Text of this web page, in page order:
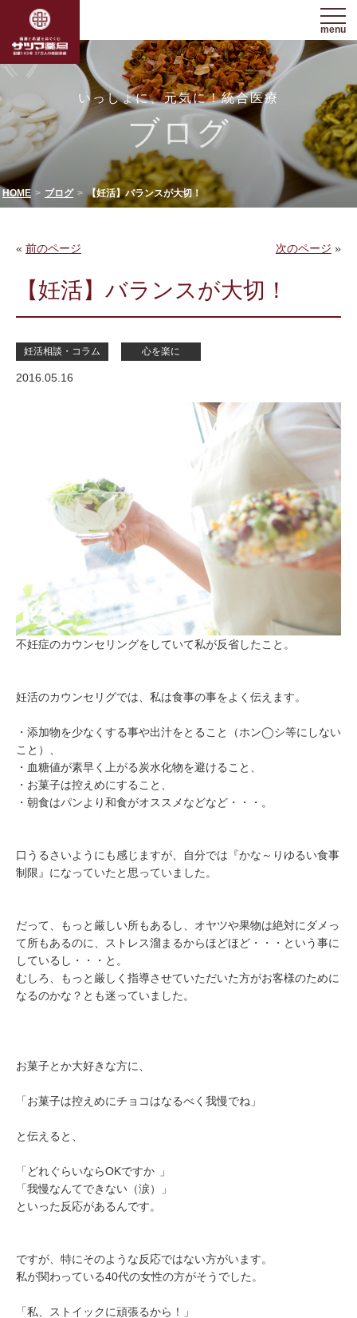
menu
いっしょに、元気に！統合医療
ブログ
HOME ブログ 【妊活】バランスが大切！
« 前のページ 次のページ »
【妊活】バランスが大切！
妊活相談・コラム 心を楽に
2016.05.16
不妊症のカウンセリングをしていて私が反省したこと。
妊活のカウンセリグでは、私は食事の事をよく伝えます。
・添加物を少なくする事や出汁をとること（ホン◯シ等にしない
こと）、
・血糖値が素早く上がる炭水化物を避けること、
・お菓子は控えめにすること、
・朝食はパンより和食がオススメなどなど・・・。
口うるさいようにも感じますが、自分では『かな～りゆるい食事
制限』になっていたと思っていました。
だって、もっと厳しい所もあるし、オヤツや果物は絶対にダメっ
て所もあるのに、ストレス溜まるからほどほど・・・という事に
しているし・・・と。
むしろ、もっと厳しく指導させていただいた方がお客様のために
なるのかな？とも迷っていました。
お菓子とか大好きな方に、
「お菓子は控えめにチョコはなるべく我慢でね」
と伝えると、
「どれぐらいならOKですか
」
「我慢なんてできない（涙）」
といった反応があるんです。
ですが、特にそのような反応ではない方がいます。
私が関わっている40代の女性の方がそうでした。
「私、ストイックに頑張るから！」